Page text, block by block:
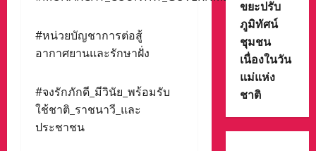
#หน่วยบัญชาการต่อสู้
อากาศยานและรักษาฝั่ง
#จงรักภักดี_มีวินัย_พร้อมรับ
ใช้ชาติ_ราชนาวี_และ
ประชาชน
ขยะปรับ
ภูมิทัศน์
ชุมชน
เนื่องในวัน
แม่แห่ง
ชาติ